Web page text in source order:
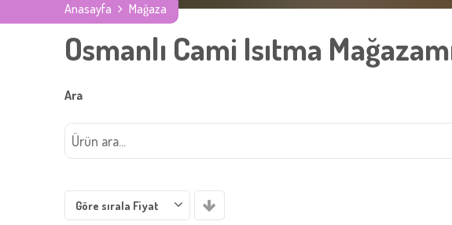
Anasayfa Mağaza
Osmanlı Cami Isıtma
Ara
Göre sırala Fiyat